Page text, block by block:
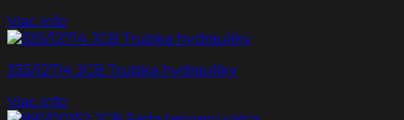
Viac info
335/12714 JCB Trubka hydrauliky
Viac info